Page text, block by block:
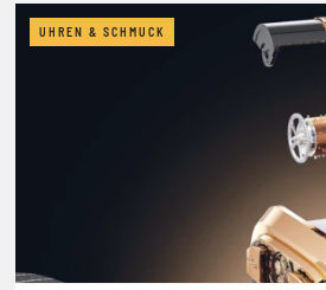
UHREN & SCHMUCK